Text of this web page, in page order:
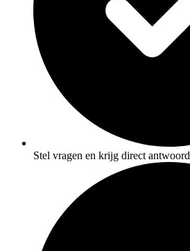
Stel vragen en krijg direct antwoord